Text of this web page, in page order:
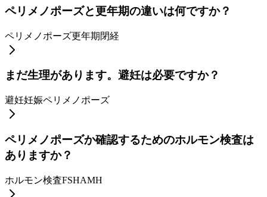
ペリメノポーズと更年期の違いは何ですか？
ペリメノポーズ更年期 閉経
まだ生理があります。避妊は必要ですか？
避妊妊娠ペリメノポーズ
ペリメノポーズか確認するためのホルモン検査は
ありますか？
ホルモン検査FSHAMH